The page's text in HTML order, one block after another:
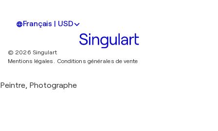
Français | USD
© 2026 Singulart
Mentions légales. Conditions générales de vente
Peintre, Photographe